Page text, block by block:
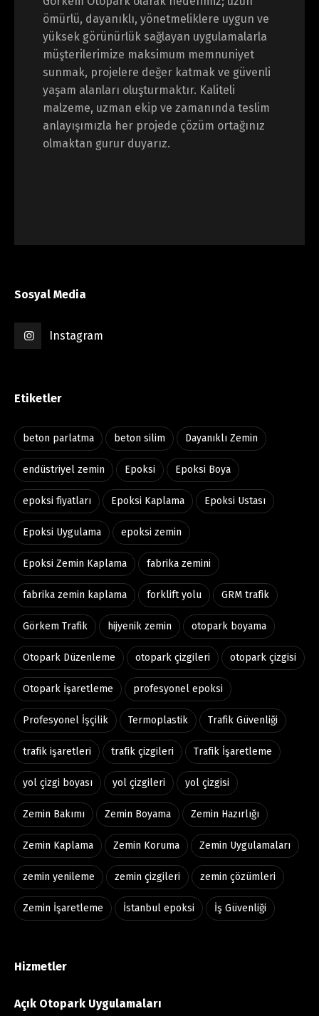
ömürlü, dayanıklı, yönetmeliklere uygun ve
yüksek görünürlük sağlayan uygulamalarla
müşterilerimize maksimum memnuniyet
sunmak, projelere değer katmak ve güvenli
yaşam alanları oluşturmaktır. Kaliteli
malzeme, uzman ekip ve zamanında teslim
anlayışımızla her projede çözüm ortağınız
olmaktan gurur duyarız.
Sosyal Media
Instagram
Etiketler
beton parlatma beton silim Dayanıklı Zemin
endüstriyel zemin Epoksi Epoksi Boya
epoksi fiyatları Epoksi Kaplama Epoksi Ustası
Epoksi Uygulama epoksi zemin
Epoksi Zemin Kaplama fabrika zemini
fabrika zemin kaplama forklift yolu GRM trafik
Görkem Trafik hijyenik zemin otopark boyama
Otopark Düzenleme otopark çizgileri otopark çizgisi
Otopark İşaretleme profesyonel epoksi
Profesyonel İşçilik Termoplastik Trafik Güvenliği
trafik işaretleri trafik çizgileri Trafik İşaretleme
yol çizgi boyası yol çizgileri yol çizgisi
Zemin Bakımı Zemin Boyama Zemin Hazırlığı
Zemin Kaplama Zemin Koruma Zemin Uygulamaları
zemin yenileme zemin çizgileri zemin çözümleri
Zemin İşaretleme İstanbul epoksi İş Güvenliği
Hizmetler
Açık Otopark Uygulamaları